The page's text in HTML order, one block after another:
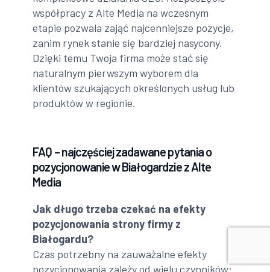
współpracy z Alte Media na wczesnym
etapie pozwala zająć najcenniejsze pozycje,
zanim rynek stanie się bardziej nasycony.
Dzięki temu Twoja firma może stać się
naturalnym pierwszym wyborem dla
klientów szukających określonych usług lub
produktów w regionie.
FAQ – najczęściej zadawane pytania o
pozycjonowanie w Białogardzie z Alte
Media
Jak długo trzeba czekać na efekty
pozycjonowania strony firmy z
Białogardu?
Czas potrzebny na zauważalne efekty
pozycjonowania zależy od wielu czynników: